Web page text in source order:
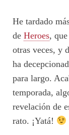
He tardado
de Heroes,
otras veces, y
ha
para largo.
temporada,
revelación de
rato. ¡Yatá!